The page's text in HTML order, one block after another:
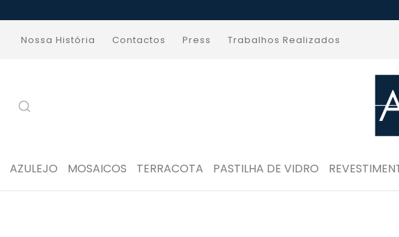
Nossa História Contactos Press Trabalhos Realizados
AZULEJO MOSAICOS TERRACOTA PASTILHA DE VIDRO